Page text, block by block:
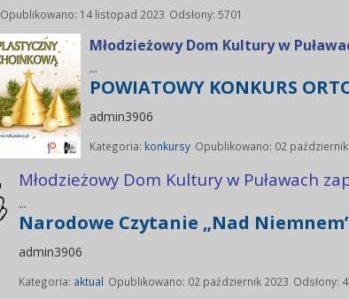
Opublikowano: 14 listopad 2023 Odsłony: 5701
Młodzieżowy Dom Kultury w
...
POWIATOWY KONKURS
admin3906
Kategoria: konkursy Opublikowano: 02
Młodzieżowy Dom Kultury w Puławach
...
Narodowe Czytanie „Nad
admin3906
Kategoria: aktual Opublikowano: 02 październik 2023 Odsłony: